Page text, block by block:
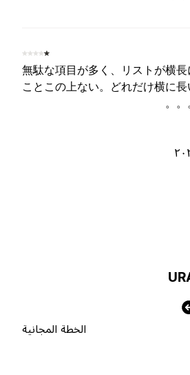
無駄な項目が多く、リスト
ことこの上ない。どれだけ
الخطة المجانية